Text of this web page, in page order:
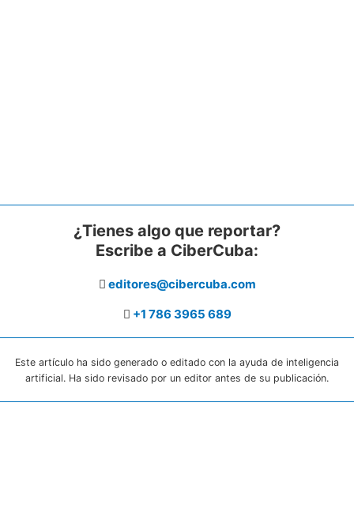
¿Tienes algo que reportar?
Escribe a CiberCuba:
editores@cibercuba.com
+1 786 3965 689
Este artículo ha sido generado o editado con la ayuda de inteligencia
artificial. Ha sido revisado por un editor antes de su publicación.